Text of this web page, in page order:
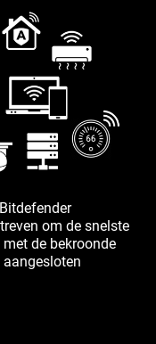
om de snelste
de bekroonde